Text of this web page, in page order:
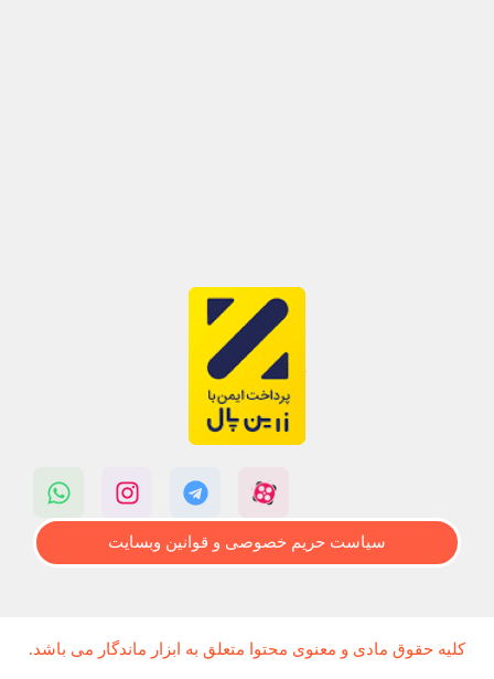
سیاست حریم خصوصی و قوانین وبسایت
کلیه حقوق مادی و معنوی محتوا متعلق به ابزار ماندگار می باشد.